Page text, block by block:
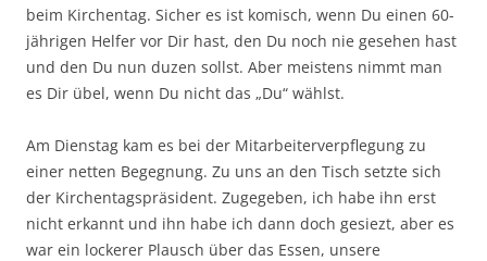
beim Kirchentag. Sicher es ist komisch, wenn Du einen 60-
jährigen Helfer vor Dir hast, den Du noch nie gesehen hast
und den Du nun duzen sollst. Aber meistens nimmt man
es Dir übel, wenn Du nicht das „Du“ wählst.
Am Dienstag kam es bei der Mitarbeiterverpflegung zu
einer netten Begegnung. Zu uns an den Tisch setzte sich
der Kirchentagspräsident. Zugegeben, ich habe ihn erst
nicht erkannt und ihn habe ich dann doch gesiezt, aber es
war ein lockerer Plausch über das Essen, unsere